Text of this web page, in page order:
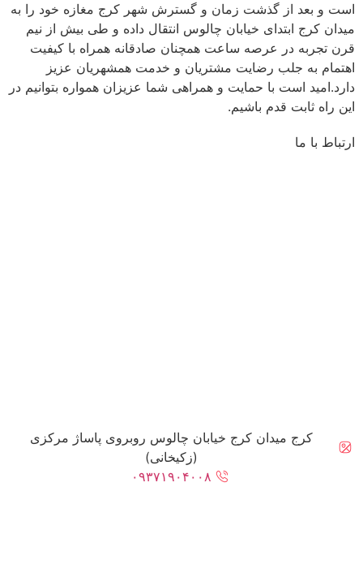
است و بعد از گذشت زمان و گسترش شهر کرج مغازه خود را به
میدان کرج ابتدای خیابان چالوس انتقال داده و طی بیش از نیم
قرن تجربه در عرصه ساعت همچنان صادقانه همراه با کیفیت
اهتمام به جلب رضایت مشتریان و خدمت همشهریان عزیز
دارد.امید است با حمایت و همراهی شما عزیزان همواره بتوانیم در
این راه ثابت قدم باشیم.
ارتباط با ما
کرج میدان کرج خیابان چالوس روبروی پاساژ مرکزی
(زکیخانی)
۰۹۳۷۱۹۰۴۰۰۸